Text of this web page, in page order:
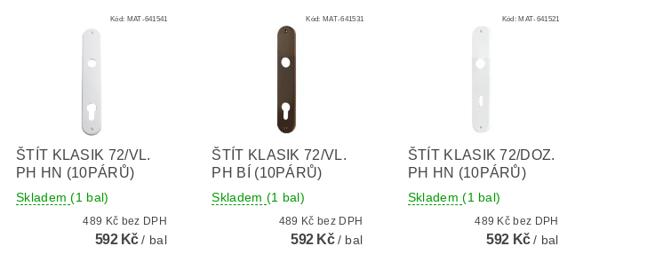
Kód: MAT-641541
ŠTÍT KLASIK 72/VL.
PH HN (10PÁRŮ)
Skladem(1 bal)
489 Kč bez DPH
592 Kč/ bal
Kód: MAT-641531
ŠTÍT KLASIK 72/VL.
PH BÍ (10PÁRŮ)
Skladem (1 bal)
489 Kč bez DPH
592 Kč/ bal
Kód:MAT-641521
ŠTÍT KLASIK 72/DOZ.
PH HN (10PÁRŮ)
Skladem(1 bal)
489 Kč bez DPH
592 Kč/ bal